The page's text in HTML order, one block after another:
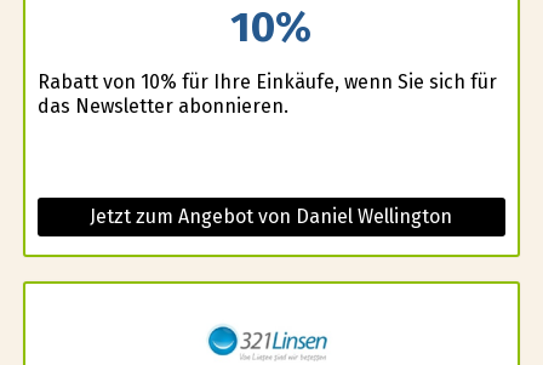
10%
Rabatt von 10% für Ihre Einkäufe, wenn Sie sich für
das Newsletter abonnieren.
Jetzt zum Angebot von Daniel Wellington